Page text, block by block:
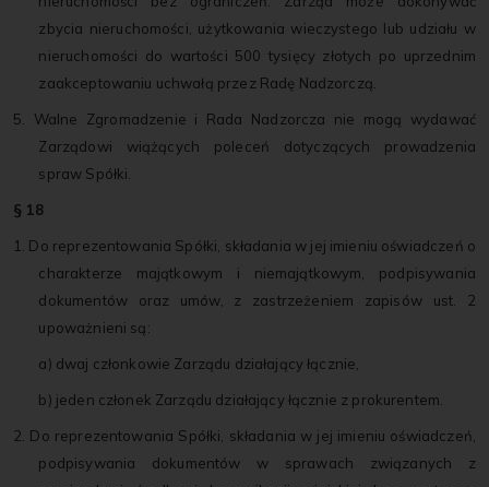
zbycia nieruchomości, użytkowania wieczystego lub udziału w
nieruchomości do wartości 500 tysięcy złotych po uprzednim
zaakceptowaniu uchwałą przez Radę Nadzorczą.
5. Walne Zgromadzenie i Rada Nadzorcza nie mogą wydawać
Zarządowi wiążących poleceń dotyczących prowadzenia
spraw Spółki.
§ 18
1. Do reprezentowania Spółki, składania w jej imieniu oświadczeń o
charakterze majątkowym i niemajątkowym, podpisywania
dokumentów oraz umów, z zastrzeżeniem zapisów ust. 2
upoważnieni są:
a) dwaj członkowie Zarządu działający łącznie,
b) jeden członek Zarządu działający łącznie z prokurentem.
2. Do reprezentowania Spółki, składania w jej imieniu oświadczeń,
podpisywania dokumentów w sprawach związanych z